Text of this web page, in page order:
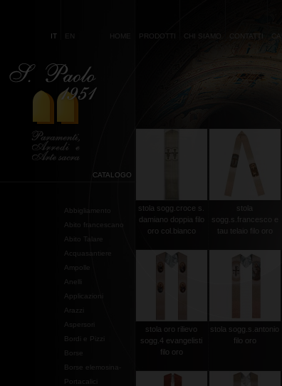
IT EN HOME PRODOTTI CHI SIAMO CONTATTI
CATALOGO
Abbigliamento
Abito francescano
Abito Talare
Acquasantiere
Ampolle
Anelli
Applicazioni
Arazzi
Aspersori
Bordi e Pizzi
Borse
Borse elemosina-
Portacalici
stola sogg.croce s.
damiano doppia filo
oro col.bianco
stola
sogg.s.francesco e
tau telaio filo oro
stola oro rilievo
sogg.4 evangelisti
filo oro
stola sogg.s.antonio
filo oro